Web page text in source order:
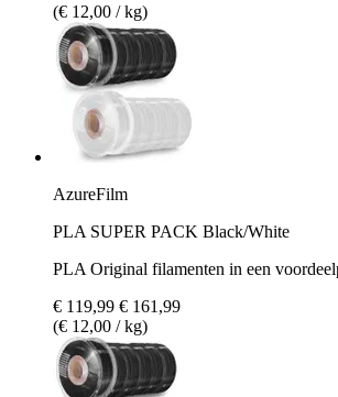
(€ 12,00 / kg)
AzureFilm
PLA SUPER PACK Black/White
PLA Original filamenten in een
€ 119,99 € 161,99
(€ 12,00 / kg)